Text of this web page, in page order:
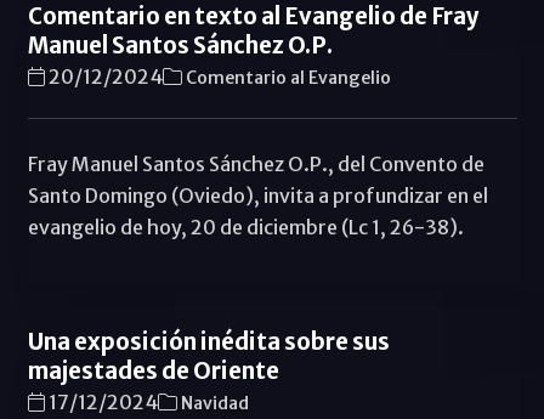
Comentario en texto al Evangelio de Fray
Manuel Santos Sánchez O.P.
20/12/2024 Comentario al Evangelio
Fray Manuel Santos Sánchez O.P., del Convento de
Santo Domingo (Oviedo), invita a profundizar en el
evangelio de hoy, 20 de diciembre (Lc 1, 26-38).
Una exposición inédita sobre sus
majestades de Oriente
17/12/2024 Navidad